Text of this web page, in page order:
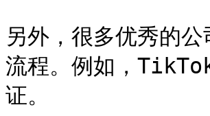
另外，很多优秀的
流程。例如，
证。